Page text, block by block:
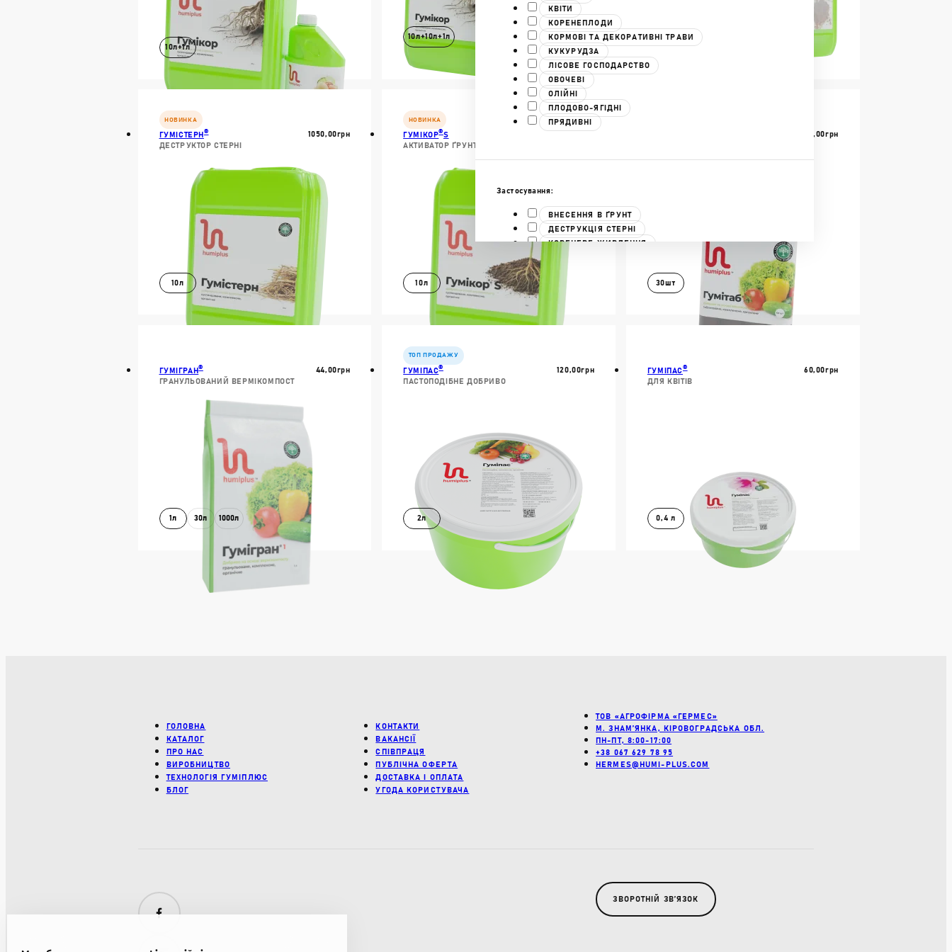
КВІТИ
КОРЕНЕПЛОДИ
КОРМОВІ ТА ДЕКОРАТИВНІ ТРАВИ
КУКУРУДЗА
ЛІСОВЕ ГОСПОДАРСТВО
ОВОЧЕВІ
ОЛІЙНІ
ПЛОДОВО-ЯГІДНІ
ПРЯДИВНІ
Застосування:
ВНЕСЕННЯ В ҐРУНТ
ДЕСТРУКЦІЯ СТЕРНІ
КОРЕНЕВЕ ЖИВЛЕННЯ
ЛИСТКОВЕ ЖИВЛЕННЯ
ГРАНУЛЬОВАНІ ДОБРИВА
Властвості:
АКТИВАТОРИ ҐРУНТОВОЇ МІКРОФЛОРИ
АНТИСТРЕСАНТИ
БІОДОБРИВА
МІКРОДОБРИВА
10л+1л
В КОШИК
10л+10л+1л
ДОКЛАДНІШЕ
10л+10л+1л
ГУМІСТЕРН®
ДЕСТРУКТОР СТЕРНІ
1050,00Грн
10л
В КОШИК
НОВИНКА
ГУМІКОР®S
АКТИВАТОР ҐРУНТУ
10л
В КОШИК
НОВИНКА
140,00Грн
30шт
ГУМІГРАН®
ГРАНУЛЬОВАНИЙ ВЕРМІКОМПОСТ
44,00Грн
1л 30л 1000л
ДОКЛАДНІШЕ
ГУМІПАС®
ПАСТОПОДІБНЕ ДОБРИВО
120,00Грн
2л
В КОШИК
ДОКЛАДНІШЕ
ТОП ПРОДАЖУ
ГУМІПАС®
ДЛЯ КВІТІВ
60,00Грн
0,4 л
ДОКЛАДНІШЕ
ГОЛОВНА
КОНТАКТИ
КАТАЛОГ
ВАКАНСІЇ
ПРО НАС
СПІВПРАЦЯ
ВИРОБНИЦТВО
ПУБЛІЧНА ОФЕРТА
ТЕХНОЛОГІЯ ГУМІПЛЮС
ДОСТАВКА І ОПЛАТА
БЛОГ
УГОДА КОРИСТУВАЧА
ТОВ «АГРОФІРМА «ГЕРМЕС»
М. ЗНАМ’ЯНКА, КІРОВОГРАДСЬКА ОБЛ.
ПН-ПТ, 8:00-17:00
+38 067 629 78 95
HERMES@HUMI-PLUS.COM
Facebook
ЗВОРОТНІЙ ЗВʼЯЗОК